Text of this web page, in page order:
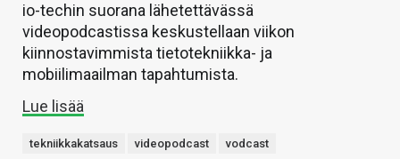
io-techin suorana lähetettävässä
videopodcastissa keskustellaan viikon
kiinnostavimmista tietotekniikka- ja
mobiilimaailman tapahtumista.
Lue lisää
tekniikkakatsaus videopodcast vodcast